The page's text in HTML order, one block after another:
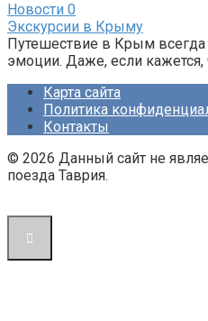
Новости 0
Экскурсии в Крыму
Путешествие в Крым
эмоции. Даже, если кажется,
Карта сайта
Политика
Контакты
© 2026 Данный сайт не
поезда Таврия.